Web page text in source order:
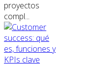
proyectos
compl...